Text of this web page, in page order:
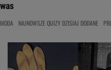
was
MODA NAJNOWSZE QUIZY DZISIAJ DODANE PRL